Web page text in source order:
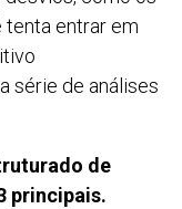
tenta entrar em
série de análises
de
principais.